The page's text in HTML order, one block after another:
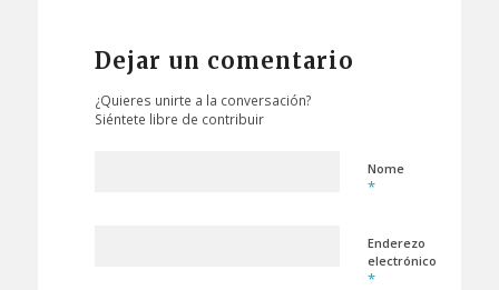
Dejar un comentario
¿Quieres unirte a la conversación?
Siéntete libre de contribuir
Nome
*
Enderezo
electrónico
*